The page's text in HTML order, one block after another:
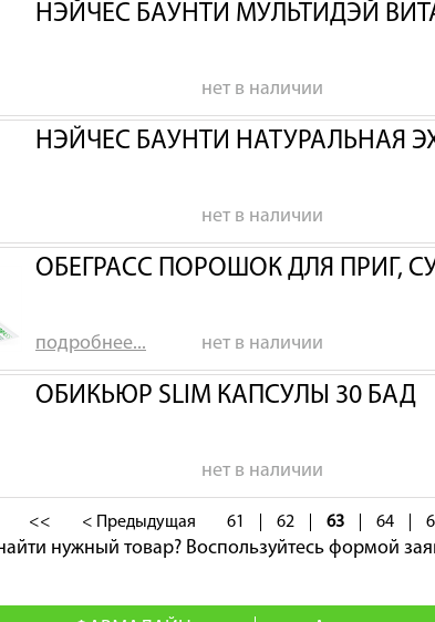
НЭЙЧЕС БАУНТИ МУЛЬТИДЭЙ
нет в наличии
НЭЙЧЕС БАУНТИ НАТУРАЛЬНАЯ
нет в наличии
ОБЕГРАСС ПОРОШОК ДЛЯ ПРИГ,
подробнее... нет в наличии
ОБИКЬЮР SLIM КАПСУЛЫ 30 БАД
нет в наличии
<< < Предыдущая 61 62 63 64
нужный товар? Воспользуйтесь формой